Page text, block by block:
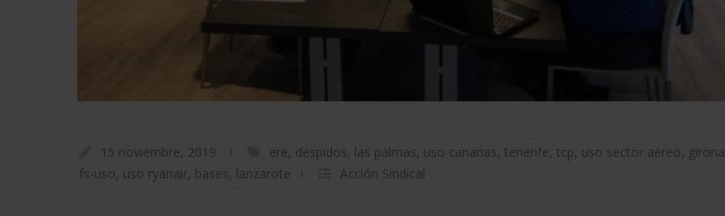
15 noviembre, 2019 ere, despidos, las palmas, uso canarias, tenerife, tcp, uso sector aéreo, girona
fs-uso, uso ryanair, bases, lanzarote Acción Sindical